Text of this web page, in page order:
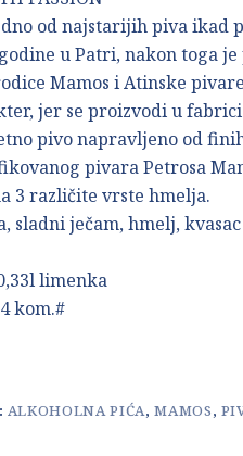
od najstarijih piva ikad
u Patri, nakon toga
Mamos i Atinske
jer se proizvodi u
pivo napravljeno od
pivara Petrosa
3 različite vrste hmelja.
sladni ječam, hmelj, kvasac
limenka
kom.#
ALKOHOLNA PIĆA,MAMOS,